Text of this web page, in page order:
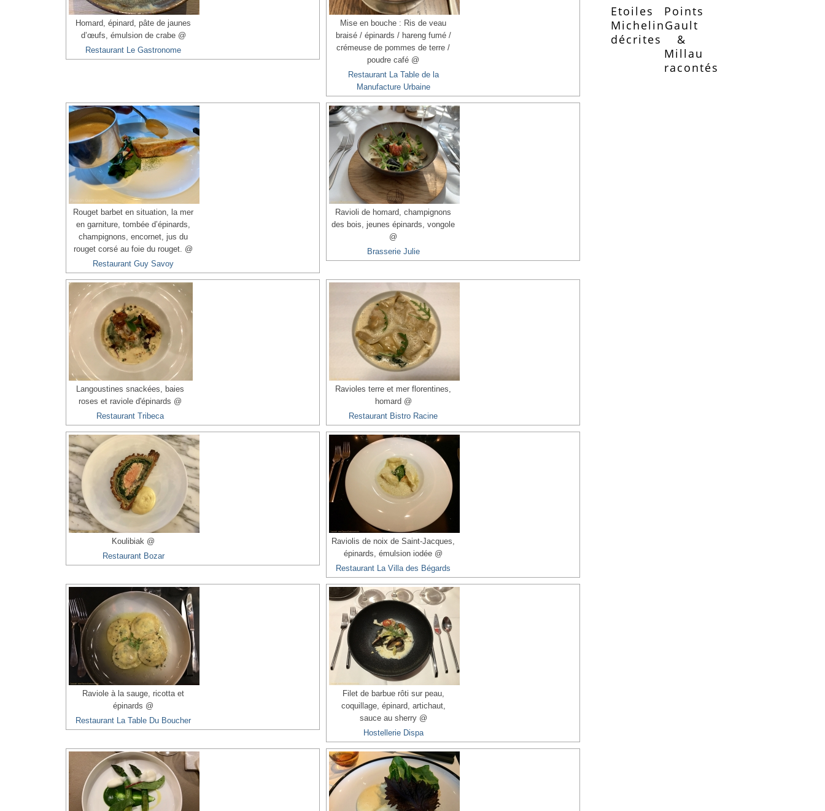
Homard, épinard, pâte de jaunes
d’œufs, émulsion de crabe @
Restaurant Le Gastronome
Mise en bouche : Ris de veau
braisé / épinards / hareng fumé /
crémeuse de pommes de terre /
poudre café @
Restaurant La Table de la
Manufacture Urbaine
Rouget barbet en situation, la mer
en garniture, tombée d’épinards,
champignons, encornet, jus du
rouget corsé au foie du rouget. @
Restaurant Guy Savoy
Ravioli de homard, champignons
des bois, jeunes épinards, vongole
@
Brasserie Julie
Langoustines snackées, baies
roses et raviole d'épinards @
Restaurant Tribeca
Ravioles terre et mer florentines,
homard @
Restaurant Bistro Racine
Koulibiak @
Restaurant Bozar
Raviolis de noix de Saint-Jacques,
épinards, émulsion iodée @
Restaurant La Villa des Bégards
Raviole à la sauge, ricotta et
épinards @
Restaurant La Table Du Boucher
Filet de barbue rôti sur peau,
coquillage, épinard, artichaut,
sauce au sherry @
Hostellerie Dispa
Etoiles
Michelin
décrites
Points
Gault
&
Millau
racontés